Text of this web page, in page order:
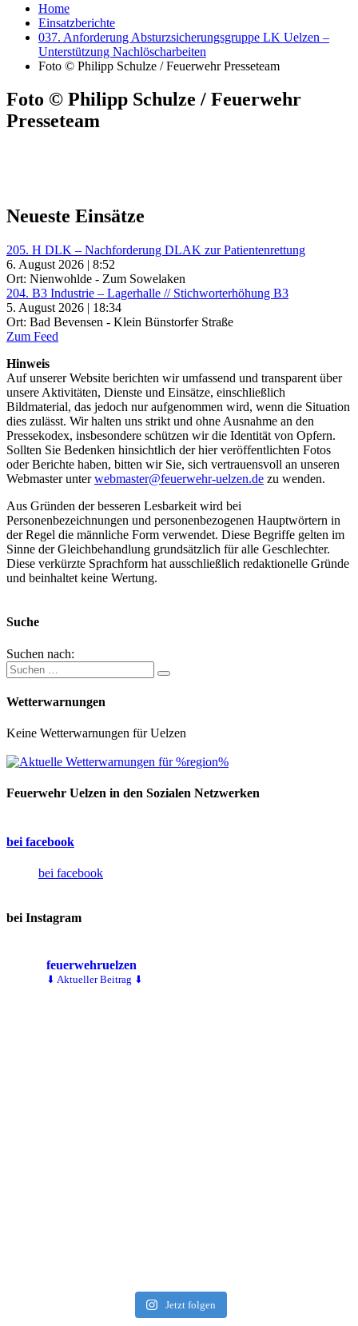
Home
Einsatzberichte
037. Anforderung Absturzsicherungsgruppe LK Uelzen –
Unterstützung Nachlöscharbeiten
Foto © Philipp Schulze / Feuerwehr Presseteam
Foto © Philipp Schulze / Feuerwehr
Presseteam
Neueste Einsätze
205. H DLK – Nachforderung DLAK zur Patientenrettung
6. August 2026 | 8:52
Ort: Nienwohlde - Zum Sowelaken
204. B3 Industrie – Lagerhalle // Stichworterhöhung B3
5. August 2026 | 18:34
Ort: Bad Bevensen - Klein Bünstorfer Straße
Zum Feed
Hinweis
Auf unserer Website berichten wir umfassend und transparent über
unsere Aktivitäten, Dienste und Einsätze, einschließlich
Bildmaterial, das jedoch nur aufgenommen wird, wenn die Situation
dies zulässt. Wir halten uns strikt und ohne Ausnahme an den
Pressekodex, insbesondere schützen wir die Identität von Opfern.
Sollten Sie Bedenken hinsichtlich der hier veröffentlichten Fotos
oder Berichte haben, bitten wir Sie, sich vertrauensvoll an unseren
Webmaster unterwebmaster@feuerwehr-uelzen.de zu wenden.
Aus Gründen der besseren Lesbarkeit wird bei
Personenbezeichnungen und personenbezogenen Hauptwörtern in
der Regel die männliche Form verwendet. Diese Begriffe gelten im
Sinne der Gleichbehandlung grundsätzlich für alle Geschlechter.
Diese verkürzte Sprachform hat ausschließlich redaktionelle Gründe
und beinhaltet keine Wertung.
Suche
Suchen nach:
Wetterwarnungen
Keine Wetterwarnungen für Uelzen
Feuerwehr Uelzen in den Sozialen Netzwerken
bei facebook
bei facebook
bei Instagram
feuerwehruelzen
⬇ Aktueller Beitrag ⬇
Jetzt folgen